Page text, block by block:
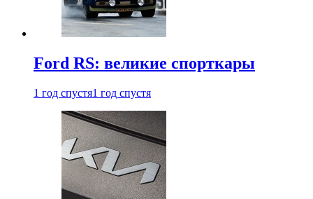
Ford RS: великие спорткары
1 год спустя1 год спустя